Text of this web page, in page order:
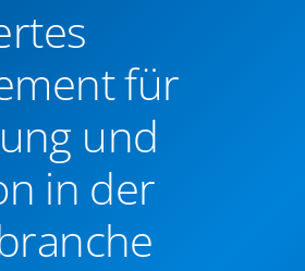
für
und
in der